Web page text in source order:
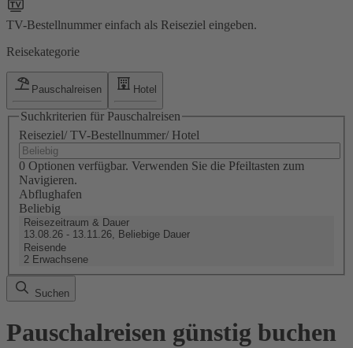
TV-Bestellnummer einfach als Reiseziel eingeben.
Reisekategorie
Pauschalreisen Hotel
Suchkriterien für Pauschalreisen
Reiseziel/ TV-Bestellnummer/ Hotel
0 Optionen verfügbar. Verwenden Sie die Pfeiltasten zum
Navigieren.
Abflughafen
Beliebig
Reisezeitraum & Dauer
13.08.26 - 13.11.26, Beliebige Dauer
Reisende
2 Erwachsene
Suchen
Pauschalreisen günstig buchen